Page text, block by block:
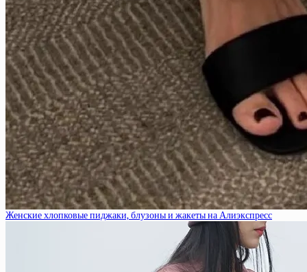
Женские хлопковые пиджаки, блузоны и жакеты на Алиэкспресс